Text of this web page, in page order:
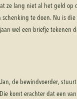
ze lang niet al het geld op
te doen. Nu is
wel een briefje tekenen
de bewindvoerder,
komt erachter dat een